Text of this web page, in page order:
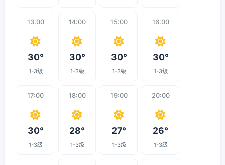
13:00
30°
1-3级
14:00
30°
1-3级
15:00
30°
1-3级
16:00
30°
1-3级
17:00
30°
1-3级
18:00
28°
1-3级
19:00
27°
1-3级
20:00
26°
1-3级